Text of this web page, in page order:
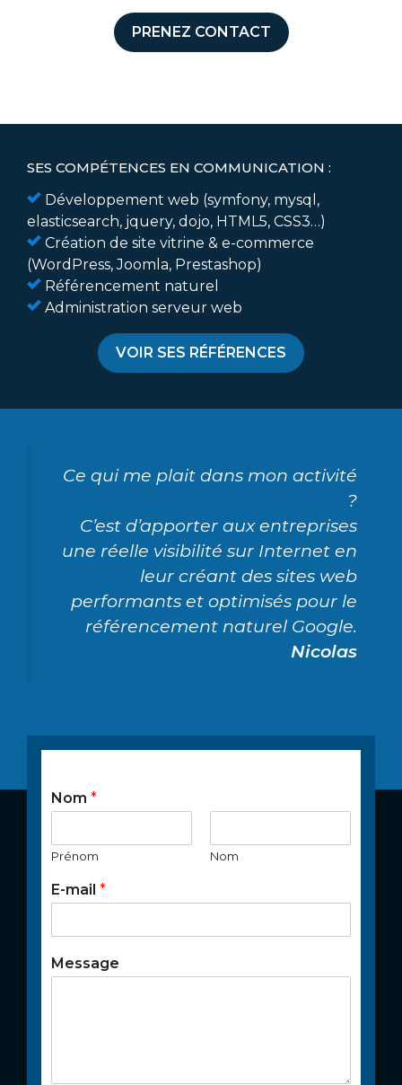
PRENEZ CONTACT
SES COMPÉTENCES EN COMMUNICATION :
Développement web (symfony, mysql,
elasticsearch, jquery, dojo, HTML5, CSS3…)
Création de site vitrine & e-commerce
(WordPress, Joomla, Prestashop)
Référencement naturel
Administration serveur web
VOIR SES RÉFÉRENCES
Ce qui me plait dans mon activité
?
C’est d’apporter aux entreprises
une réelle visibilité sur Internet en
leur créant des sites web
performants et optimisés pour le
référencement naturel Google.
Nicolas
Nom *
Prénom Nom
E-mail *
Message